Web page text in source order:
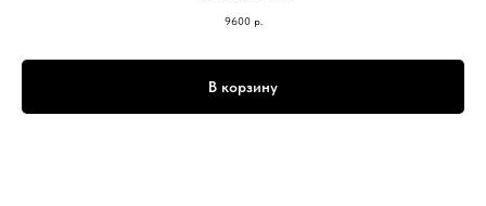
9600 р.
В корзину